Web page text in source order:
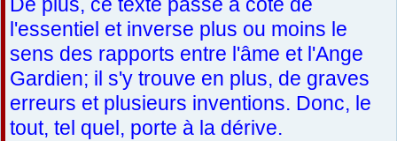
De plus, ce texte passe à côté de
l'essentiel et inverse plus ou moins le
sens des rapports entre l'âme et l'Ange
Gardien; il s'y trouve en plus, de graves
erreurs et plusieurs inventions. Donc, le
tout, tel quel, porte à la dérive.